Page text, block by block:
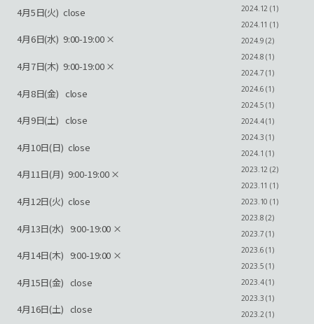
4月5日(火) close
4月6日(水) 9:00-19:00 ×
4月7日(木) 9:00-19:00 ×
4月8日(金) close
4月9日(土) close
4月10日(日) close
4月11日(月) 9:00-19:00 ×
4月12日(火) close
4月13日(水) 9:00-19:00 ×
4月14日(木) 9:00-19:00 ×
4月15日(金) close
4月16日(土) close
2024.12 (1)
2024.11 (1)
2024.9 (2)
2024.8 (1)
2024.7 (1)
2024.6 (1)
2024.5 (1)
2024.4 (1)
2024.3 (1)
2024.1 (1)
2023.12 (2)
2023.11 (1)
2023.10 (1)
2023.8 (2)
2023.7 (1)
2023.6 (1)
2023.5 (1)
2023.4 (1)
2023.3 (1)
2023.2 (1)